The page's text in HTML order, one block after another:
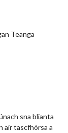
Teanga
sna blianta
air tascfhórsa a